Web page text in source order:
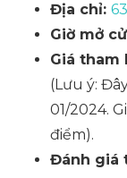
Địa chỉ:
Giờ mở
Giá tham
(Lưu ý:
01/2024.
điểm).
Đánh giá